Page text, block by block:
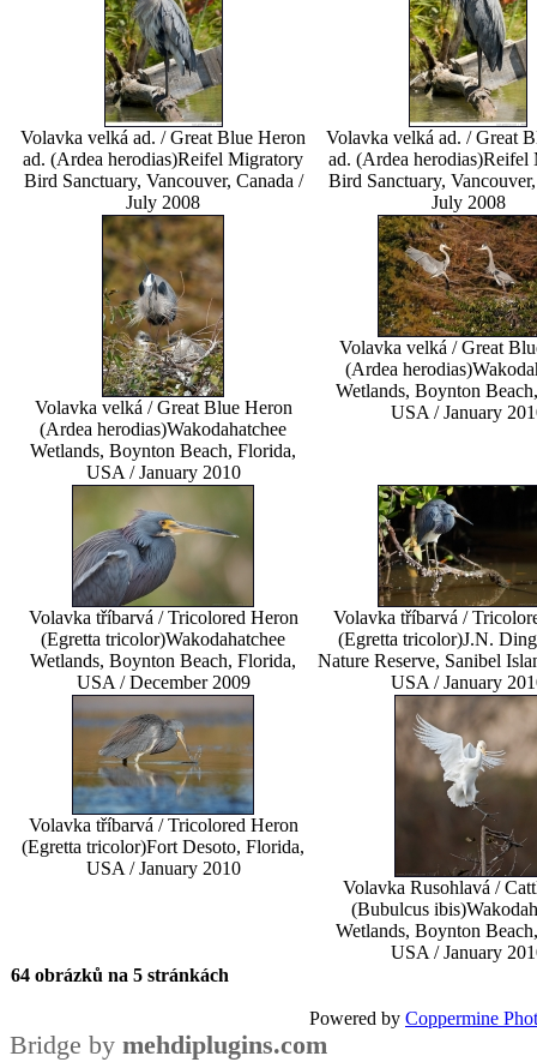
Volavka velká ad. / Great Blue Heron
ad. (Ardea herodias)Reifel Migratory
Bird Sanctuary, Vancouver, Canada /
July 2008
Volavka velká ad. / Great
ad. (Ardea herodias)Reifel
Bird Sanctuary,
July 2008
Volavka velká / Great Blue Heron
(Ardea herodias)Wakodahatchee
Wetlands, Boynton Beach, Florida,
USA / January 2010
Volavka velká / Great
(Ardea herodias)
Wetlands, Boynton
USA / January
Volavka tříbarvá / Tricolored Heron
(Egretta tricolor)Wakodahatchee
Wetlands, Boynton Beach, Florida,
USA / December 2009
Volavka tříbarvá /
(Egretta tricolor)J.N.
Nature Reserve, Sanibel
USA / January
Volavka tříbarvá / Tricolored Heron
(Egretta tricolor)Fort Desoto, Florida,
USA / January 2010
Volavka Rusohlavá /
(Bubulcus ibis)
Wetlands, Boynton
USA / January
64 obrázků na 5 stránkách
Powered by Coppermine
Bridge by mehdiplugins.com